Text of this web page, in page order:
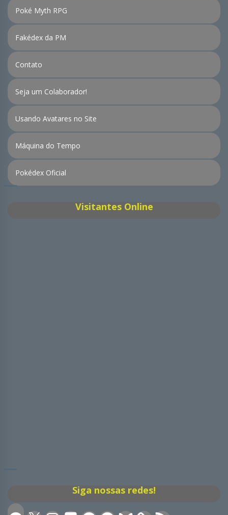
Poké Myth RPG
Fakédex da PM
Contato
Seja um Colaborador!
Usando Avatares no Site
Máquina do Tempo
Pokédex Oficial
Visitantes Online
Siga nossas redes!